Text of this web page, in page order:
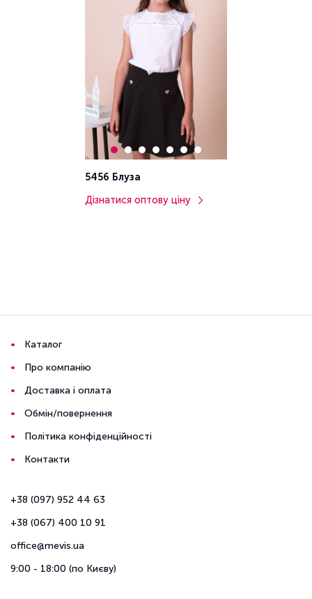
5456 Блуза
Дізнатися оптову ціну
Каталог
Про компанію
Доставка і оплата
Обмін/повернення
Політика конфіденційності
Контакти
+38 (097) 952 44 63
+38 (067) 400 10 91
office@mevis.ua
9:00 - 18:00 (по Києву)